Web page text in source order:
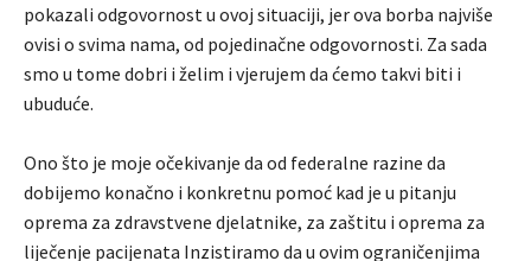
pokazali odgovornost u ovoj situaciji, jer ova borba najviše
ovisi o svima nama, od pojedinačne odgovornosti. Za sada
smo u tome dobri i želim i vjerujem da ćemo takvi biti i
ubuduće.
Ono što je moje očekivanje da od federalne razine da
dobijemo konačno i konkretnu pomoć kad je u pitanju
oprema za zdravstvene djelatnike, za zaštitu i oprema za
liječenje pacijenata Inzistiramo da u ovim ograničenjima